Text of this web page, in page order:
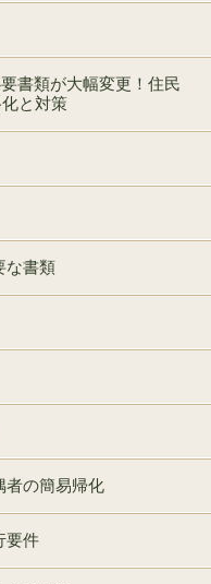
書類が大幅変更！住民
と対策
な書類
者の簡易帰化
要件